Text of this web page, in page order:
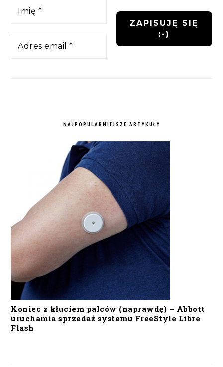
NAJPOPULARNIEJSZE ARTYKUŁY
Koniec z kłuciem palców (naprawdę) – Abbott
uruchamia sprzedaż systemu FreeStyle Libre
Flash